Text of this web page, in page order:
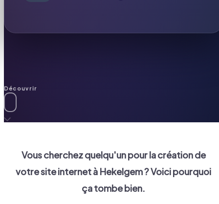
Découvrir
Vous cherchez quelqu'un pour la création de
votre site internet à Hekelgem? Voici pourquoi
ça tombe bien.